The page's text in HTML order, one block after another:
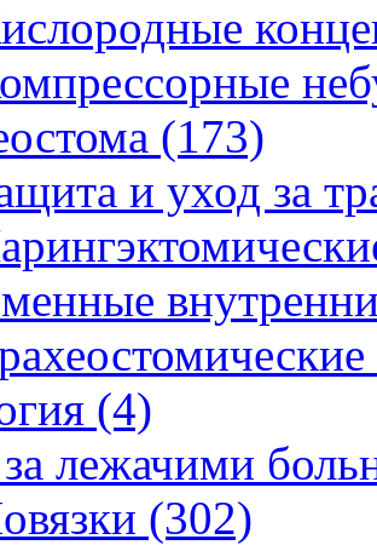
(173)
и уход за
(4)
лежачими
(302)